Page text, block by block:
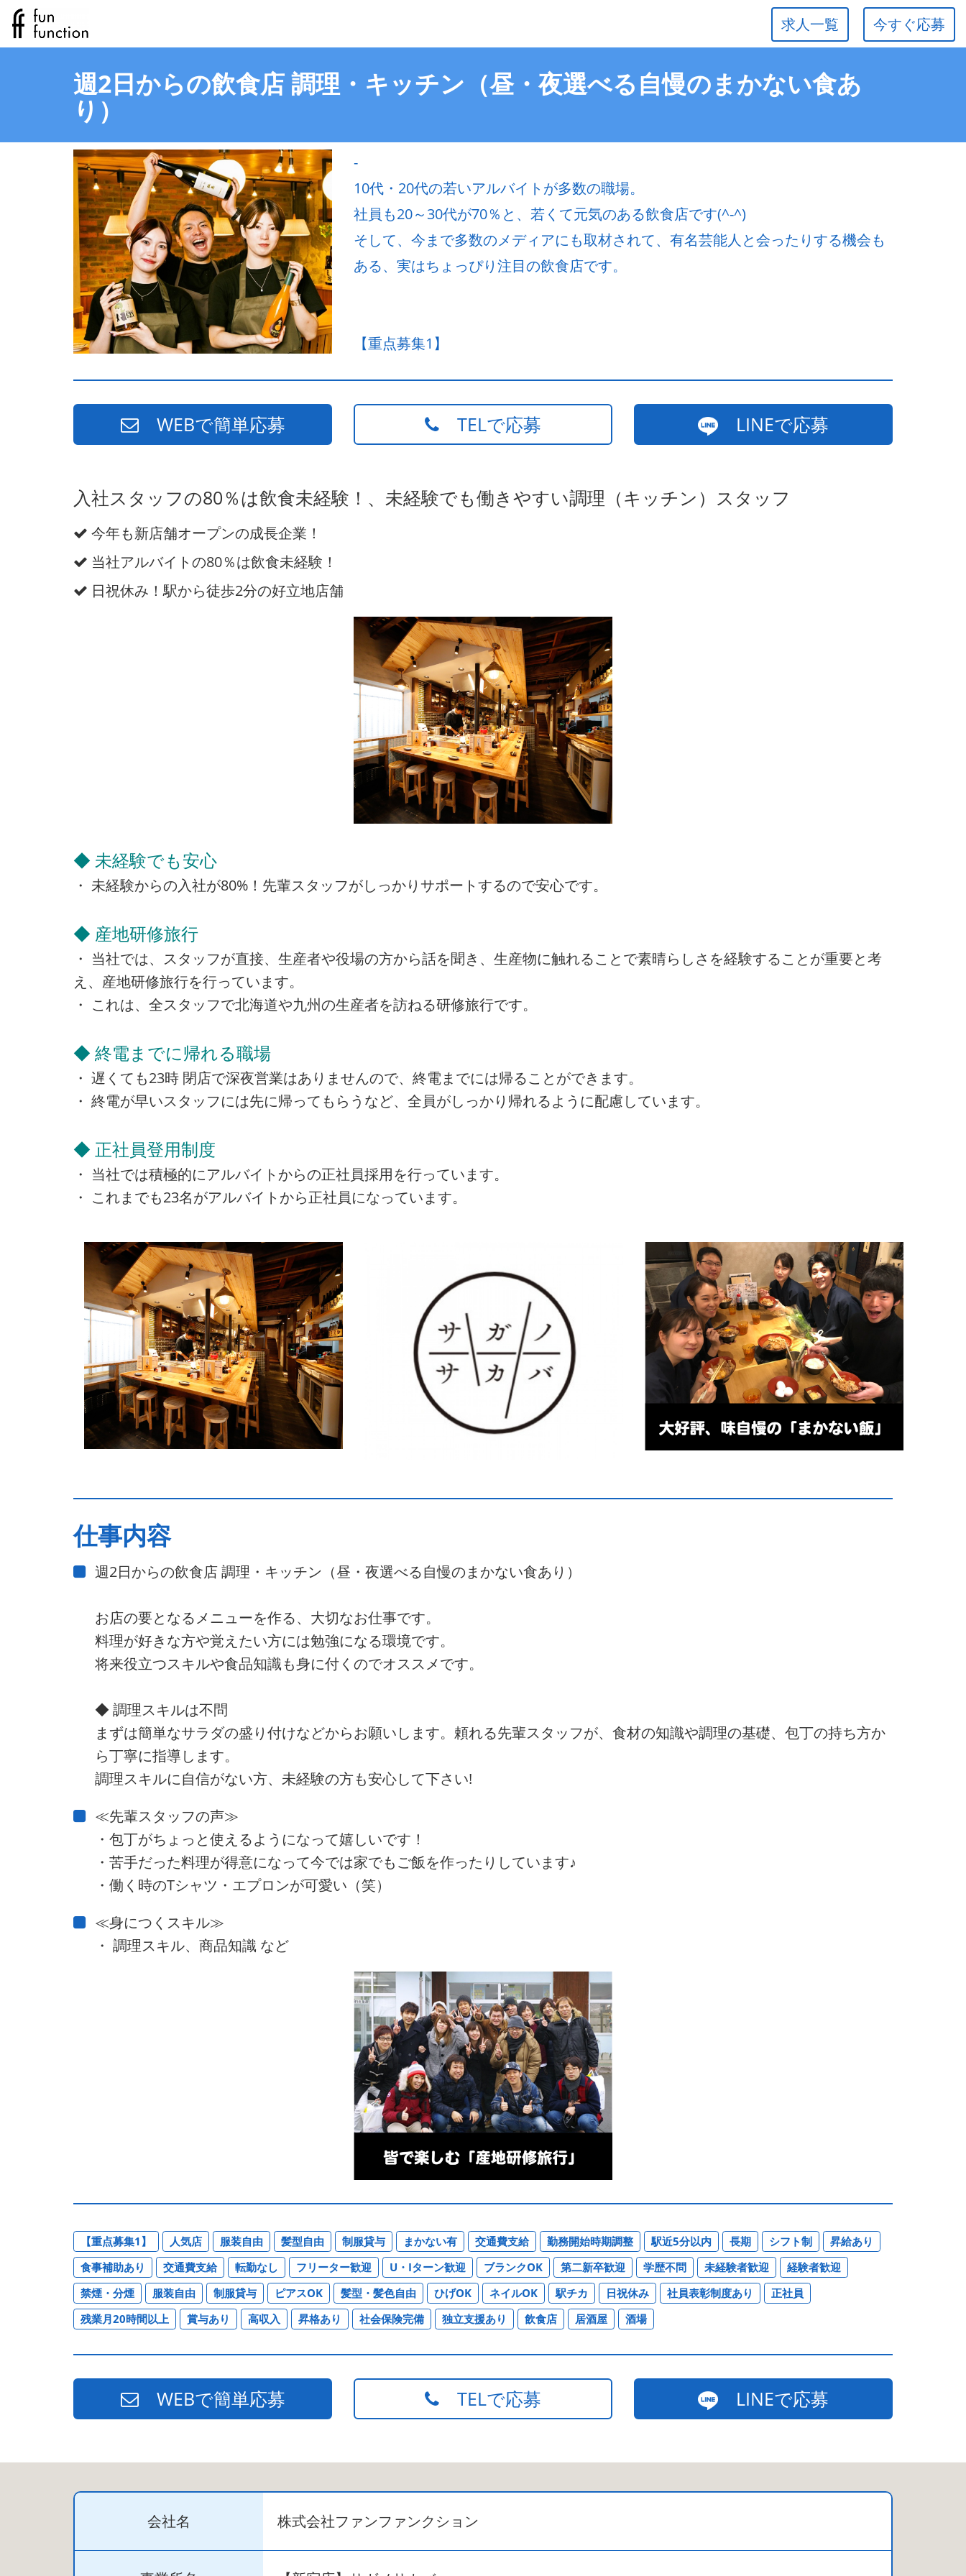
今すぐ応募
求人一覧
週2日からの飲食店 調理・キッチン（昼・夜選べる自慢のまかない食あ
り）
-
10代・20代の若いアルバイトが多数の職場。
社員も20～30代が70％と、若くて元気のある飲食店です(^-^)
そして、今まで多数のメディアにも取材されて、有名芸能人と会ったりする機会も
ある、実はちょっぴり注目の飲食店です。
【重点募集1】
WEBで簡単応募 TELで応募 LINEで応募
入社スタッフの80％は飲食未経験！、未経験でも働きやすい調理（キッチン）スタッフ
今年も新店舗オープンの成長企業！
当社アルバイトの80％は飲食未経験！
日祝休み！駅から徒歩2分の好立地店舗
◆ 未経験でも安心
・ 未経験からの入社が80%！先輩スタッフがしっかりサポートするので安心です。
◆ 産地研修旅行
・ 当社では、スタッフが直接、生産者や役場の方から話を聞き、生産物に触れることで素晴らしさを経験することが重要と考
え、産地研修旅行を行っています。
・ これは、全スタッフで北海道や九州の生産者を訪ねる研修旅行です。
◆ 終電までに帰れる職場
・ 遅くても23時 閉店で深夜営業はありませんので、終電までには帰ることができます。
・ 終電が早いスタッフには先に帰ってもらうなど、全員がしっかり帰れるように配慮しています。
◆ 正社員登用制度
・ 当社では積極的にアルバイトからの正社員採用を行っています。
・ これまでも23名がアルバイトから正社員になっています。
仕事内容
週2日からの飲食店 調理・キッチン（昼・夜選べる自慢のまかない食あり）
お店の要となるメニューを作る、大切なお仕事です。
料理が好きな方や覚えたい方には勉強になる環境です。
将来役立つスキルや食品知識も身に付くのでオススメです。
◆ 調理スキルは不問
まずは簡単なサラダの盛り付けなどからお願いします。頼れる先輩スタッフが、食材の知識や調理の基礎、包丁の持ち方か
ら丁寧に指導します。
調理スキルに自信がない方、未経験の方も安心して下さい!
≪先輩スタッフの声≫
・包丁がちょっと使えるようになって嬉しいです！
・苦手だった料理が得意になって今では家でもご飯を作ったりしています♪
・働く時のTシャツ・エプロンが可愛い（笑）
≪身につくスキル≫
・ 調理スキル、商品知識 など
【重点募集1】 人気店 服装自由 髪型自由 制服貸与 まかない有 交通費支給 勤務開始時期調整 駅近5分以内 長期 シフト制
昇給あり
食事補助あり
交通費支給 転勤なし フリーター歓迎 U・Iターン歓迎 ブランクOK 第二新卒歓迎 学歴不問 未経験者歓迎
経験者歓迎
禁煙・分煙
服装自由 制服貸与 ピアスOK 髪型・髪色自由 ひげOK ネイルOK 駅チカ 日祝休み 社員表彰制度あり
正社員
残業月20時間以上
賞与あり 高収入 昇格あり 社会保険完備 独立支援あり 飲食店 居酒屋 酒場
WEBで簡単応募 TELで応募 LINEで応募
会社名 株式会社ファンファンクション